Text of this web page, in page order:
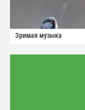
Зримая музыка